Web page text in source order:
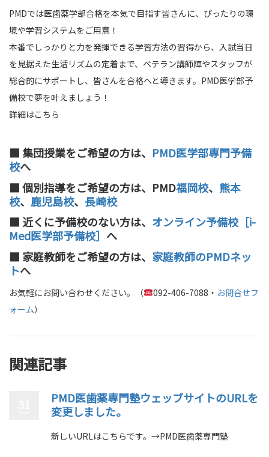
PMDでは医歯薬学部合格を本気で目指す皆さんに、ぴったりの環
境や学習システムをご用意！
本番でしっかりと力を発揮できる学習方法の習得から、入試当日
を見据えた生活リズムの定着まで、ベテラン講師陣やスタッフが
総合的にサポートし、皆さんを合格へと導きます。PMD医学部予
備校で夢を叶えましょう！
詳細はこちら
■ 集団授業をご希望の方は、 PMD医学部専門予備
校へ
■ 個別指導をご希望の方は、PMD福岡校、 熊本
校、 鹿児島校、 長崎校
■ 近くに予備校のない方は、 オンライン予備校［i-
Med医学部予備校］ へ
■ 家庭教師をご希望の方は、 家庭教師のPMDネッ
トへ
お気軽にお問い合わせください。（ 092-406-7088・ お問合せフ
ォーム）
関連記事
PMD医歯薬専門塾ウェッブサイトのURLを
変更しました。
新しいURLはこちらです。→PMD医歯薬専門塾